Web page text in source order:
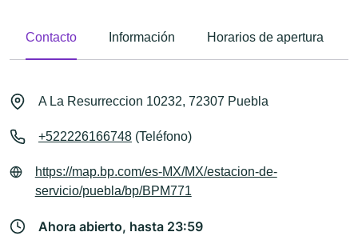
Contacto Información Horarios de apertura
A La Resurreccion 10232, 72307 Puebla
+522226166748 (Teléfono)
https://map.bp.com/es-MX/MX/estacion-de-
servicio/puebla/bp/BPM771
Ahora abierto, hasta 23:59